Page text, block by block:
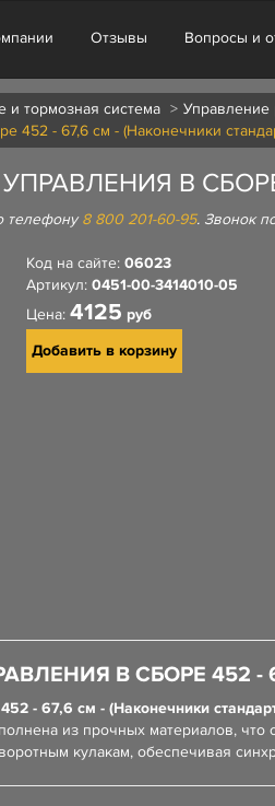
Отзывы Вопросы и
и тормозная система Управление
452 - 67,6 см - (Наконечники
В
телефону8 800 201-60-95. Звонок
Код на сайте: 06023
Артикул: 0451-00-3414010-05
Цена: 4125 руб
Добавить в корзину
В СБОРЕ 452
- 67,6 см - (Наконечники
из прочных материалов,
кулакам, обеспечивая